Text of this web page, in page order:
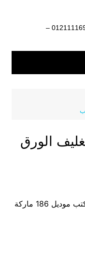
ماكينات تعبئة وتغليف 01211116954 – 01211116956 –
الورق
ماكينة تغليف شرنك لتغليف الورق والكتب موديل 186 ماركة